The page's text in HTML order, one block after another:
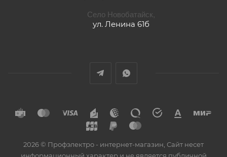
Село Новобатайск,
ул. Ленина 61б
2026 © Профэлектро - интернет-магазин, Сайт несет